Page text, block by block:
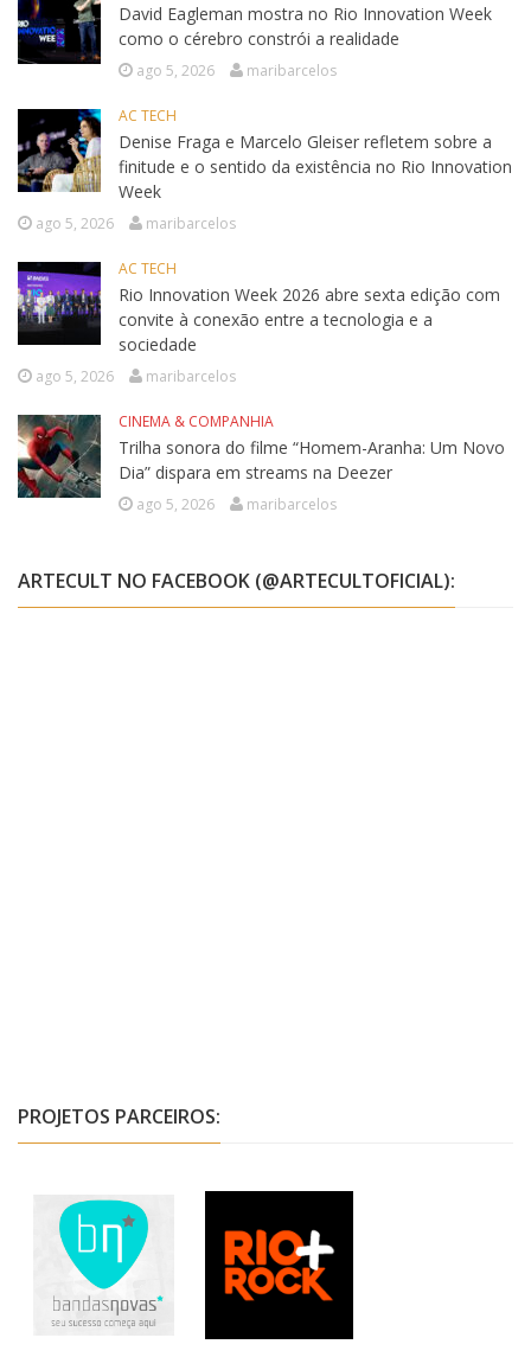
David Eagleman mostra no Rio Innovation Week
como o cérebro constrói a realidade
ago 5, 2026 maribarcelos
AC TECH
Denise Fraga e Marcelo Gleiser refletem sobre a
finitude e o sentido da existência no Rio Innovation
Week
ago 5, 2026 maribarcelos
AC TECH
Rio Innovation Week 2026 abre sexta edição com
convite à conexão entre a tecnologia e a
sociedade
ago 5, 2026 maribarcelos
CINEMA & COMPANHIA
Trilha sonora do filme “Homem-Aranha: Um Novo
Dia” dispara em streams na Deezer
ago 5, 2026 maribarcelos
ARTECULT NO FACEBOOK (@ARTECULTOFICIAL):
PROJETOS PARCEIROS: